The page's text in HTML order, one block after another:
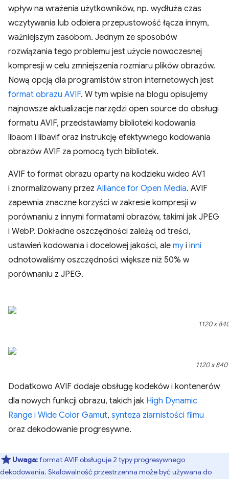
wpływ na wrażenia użytkowników, np. wydłuża czas
wczytywania lub odbiera przepustowość łącza innym,
ważniejszym zasobom. Jednym ze sposobów
rozwiązania tego problemu jest użycie nowoczesnej
kompresji w celu zmniejszenia rozmiaru plików obrazów.
Nową opcją dla programistów stron internetowych jest
format obrazu AVIF. W tym wpisie na blogu opisujemy
najnowsze aktualizacje narzędzi open source do obsługi
formatu AVIF, przedstawiamy biblioteki kodowania
libaom i libavif oraz instrukcję efektywnego kodowania
obrazów AVIF za pomocą tych bibliotek.
AVIF to format obrazu oparty na kodzieku wideo AV1
i znormalizowany przez Alliance for Open Media. AVIF
zapewnia znaczne korzyści w zakresie kompresji w
porównaniu z innymi formatami obrazów, takimi jak JPEG
i WebP. Dokładne oszczędności zależą od treści,
ustawień kodowania i docelowej jakości, ale my i inni
odnotowaliśmy oszczędności większe niż 50% w
porównaniu z JPEG.
1120 x
1120 x
Dodatkowo AVIF dodaje obsługę kodeków i kontenerów
dla nowych funkcji obrazu, takich jak High Dynamic
Range i Wide Color Gamut, synteza ziarnistości filmu
oraz dekodowanie progresywne.
Uwaga:format AVIF obsługuje 2 typy progresywnego
dekodowania. Skalowalność przestrzenna może być używana do